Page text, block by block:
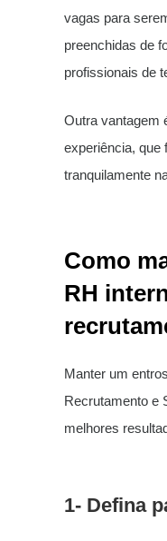
vagas para
preenchidas de
profissionais de
Outra vantagem
experiência, que
tranquilamente
Como
RH
Manter um
Recrutamento e
melhores
1- Defina